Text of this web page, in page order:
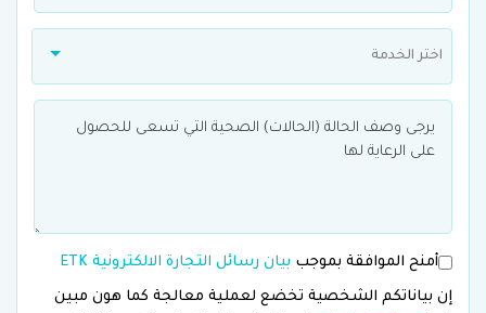
اختر الخدمة
أمنح الموافقة بموجب بيان رسائل التجارة الالكترونية ETK
إن بياناتكم الشخصية تخضع لعملية معالجة كما هون مبين